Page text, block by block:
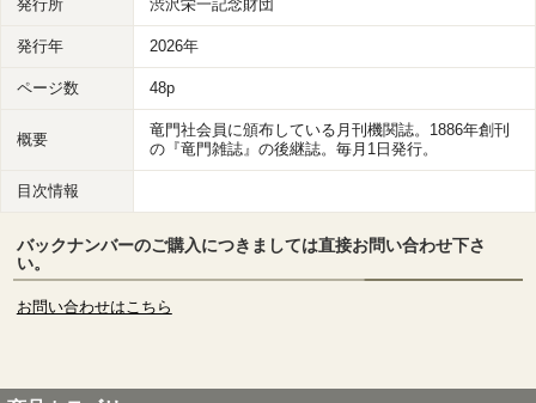
発行所 渋沢栄一記念財団
発行年 2026年
ページ数 48p
概要
竜門社会員に頒布している月刊機関誌。1886年創刊
の『竜門雑誌』の後継誌。毎月1日発行。
目次情報
バックナンバーのご購入につきましては直接お問い合わせ下さ
い。
お問い合わせはこちら